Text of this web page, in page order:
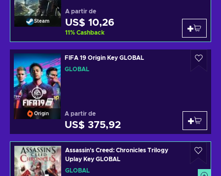
Steam
A partir de
US$ 10,26
11% Cashback
Origin
FIFA 19 Origin Key GLOBAL
GLOBAL
A partir de
US$ 375,92
Assassin's Creed: Chronicles Trilogy
Uplay Key GLOBAL
GLOBAL